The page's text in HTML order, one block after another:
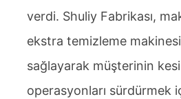
verdi. Shuliy Fabrikası,
ekstra temizleme
sağlayarak müşterinin
operasyonları sürdürmek